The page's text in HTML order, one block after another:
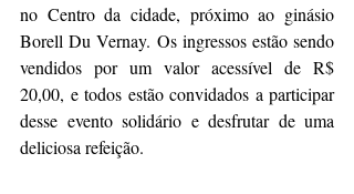
no Centro da cidade, próximo ao ginásio
Borell Du Vernay. Os ingressos estão sendo
vendidos por um valor acessível de R$
20,00, e todos estão convidados a participar
desse evento solidário e desfrutar de uma
deliciosa refeição.